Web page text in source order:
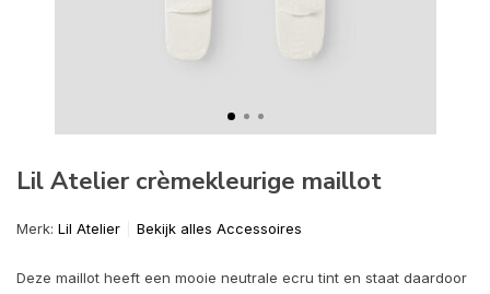
Lil Atelier crèmekleurige maillot
Merk: Lil Atelier Bekijk alles Accessoires
Deze maillot heeft een mooie neutrale ecru tint en staat daardoor